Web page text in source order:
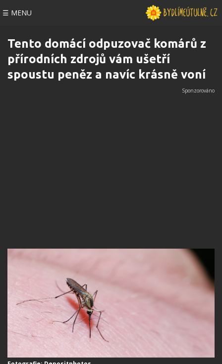
☰ MENU
Tento domácí odpuzovač komárů z
přírodních zdrojů vám ušetří
spoustu peněz a navíc krásně voní